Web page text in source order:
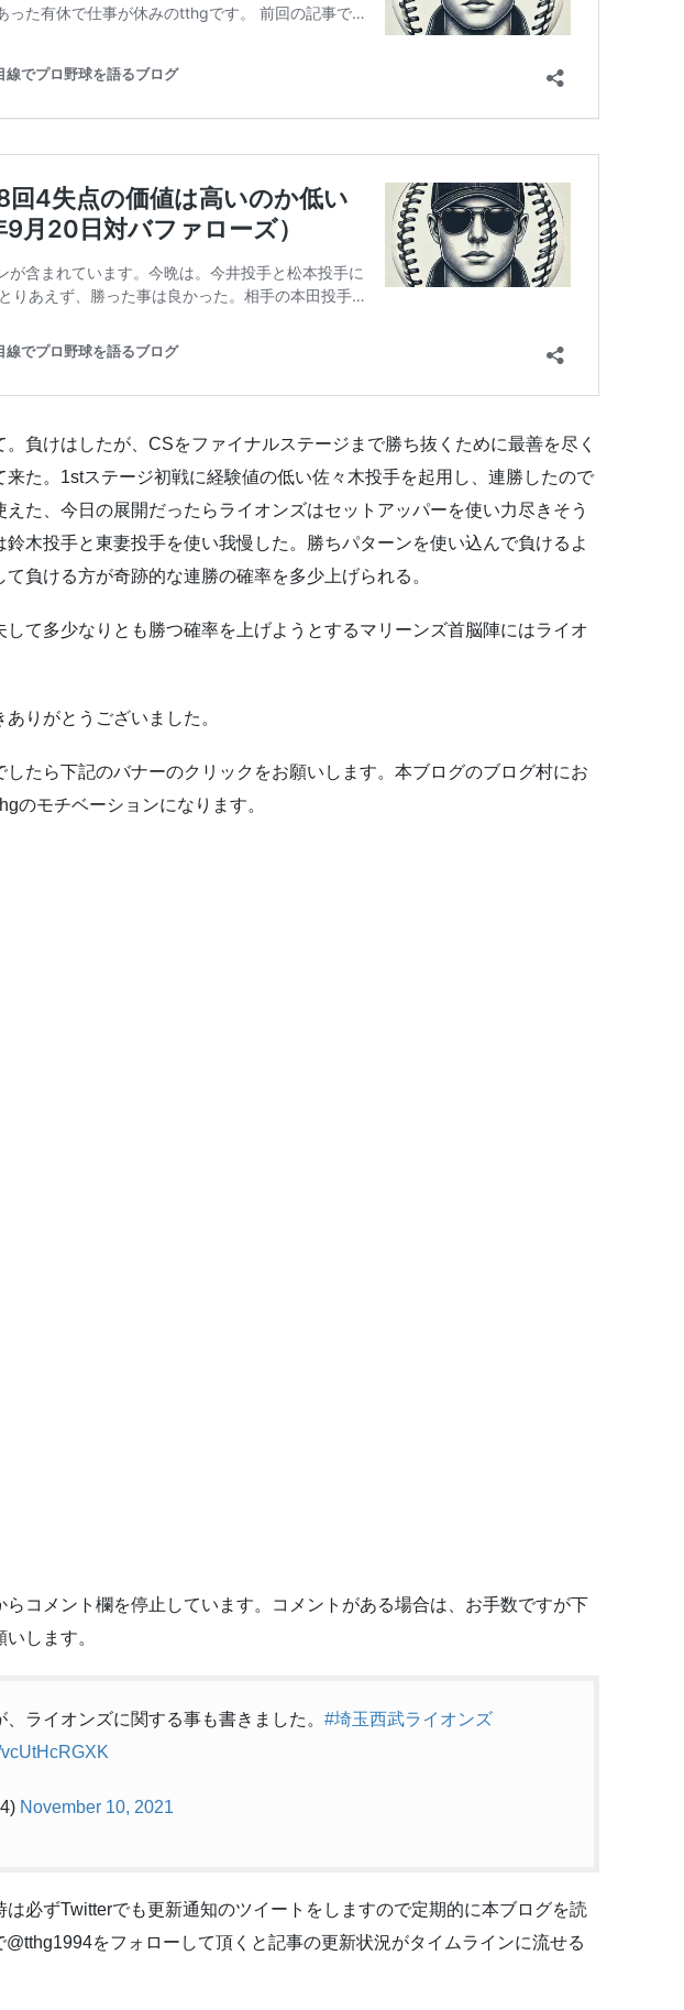
負けはしたが、CSをファイナルステージまで勝ち抜くために最善を尽く
来た。1stステージ初戦に経験値の低い佐々木投手を起用し、連勝したので
た、今日の展開だったらライオンズはセットアッパーを使い力尽きそう
木投手と東妻投手を使い我慢した。勝ちパターンを使い込んで負けるよ
負ける方が奇跡的な連勝の確率を多少上げられる。
して多少なりとも勝つ確率を上げようとするマリーンズ首脳陣にはライオ
りがとうございました。
たら下記のバナーのクリックをお願いします。本ブログのブログ村にお
のモチベーションになります。
コメント欄を停止しています。コメントがある場合は、お手数ですが下
します。
ライオンズに関する事も書きました。 #埼玉西武ライオンズ
November 10, 2021
は必ずTwitterでも更新通知のツイートをしますので定期的に本ブログを読
をフォローして頂くと記事の更新状況がタイムラインに流せる